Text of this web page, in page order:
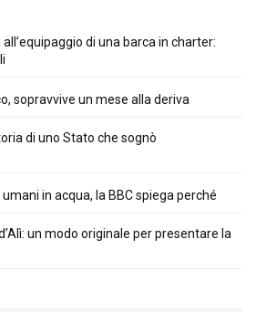
di una barca in charter:
sopravvive un mese alla deriva
di uno Stato che sognò
in acqua, la BBC spiega perché
un modo originale per presentare la